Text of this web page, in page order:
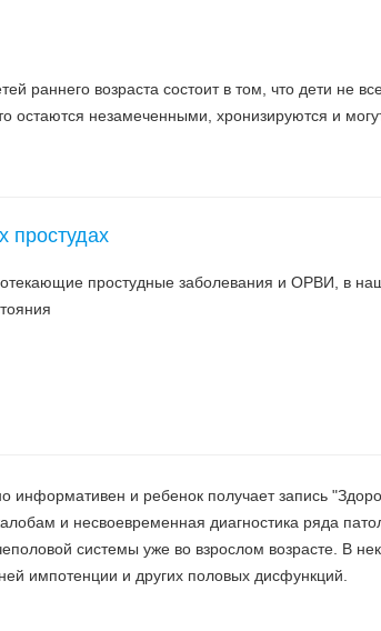
раннего возраста состоит в том, что дети не
остаются незамеченными, хронизируются и
простудах
простудные заболевания и ОРВИ, в
информативен и ребенок получает запись
и несвоевременная диагностика ряда
системы уже во взрослом возрасте. В
импотенции и других половых дисфункций.